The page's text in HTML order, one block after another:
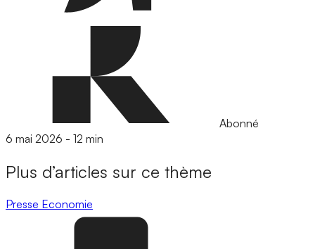
Abonné
6 mai 2026 - 12 min
Plus d’articles sur ce thème
Presse Economie